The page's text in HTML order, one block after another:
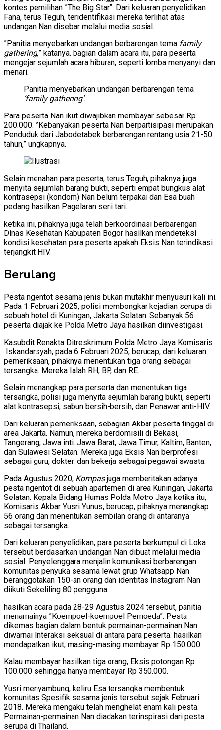
kontes pemilihan ”The Big Star”. Dari keluaran penyelidikan
Fana, terus Teguh, teridentifikasi mereka terlihat atas
undangan Nan disebar melalui media sosial.
”Panitia menyebarkan undangan berbarengan tema family
gathering,” katanya. bagian dalam acara itu, para peserta
mengejar sejumlah acara hiburan, seperti lomba menyanyi dan
menari.
Panitia menyebarkan undangan berbarengan tema
’family gathering’.
Para peserta Nan ikut diwajibkan membayar sebesar Rp
200.000. ”Kebanyakan peserta Nan berpartisipasi merupakan
Penduduk dari Jabodetabek berbarengan rentang usia 21-50
tahun,” ungkapnya.
Selain menahan para peserta, terus Teguh, pihaknya juga
menyita sejumlah barang bukti, seperti empat bungkus alat
kontrasepsi (kondom) Nan belum terpakai dan Esa buah
pedang hasilkan Pagelaran seni tari.
ketika ini, pihaknya juga telah berkoordinasi berbarengan
Dinas Kesehatan Kabupaten Bogor hasilkan mendeteksi
kondisi kesehatan para peserta apakah Eksis Nan terindikasi
terjangkit HIV.
Berulang
Pesta ngentot sesama jenis bukan mutakhir menyusuri kali ini.
Pada 1 Februari 2025, polisi membongkar kejadian serupa di
sebuah hotel di Kuningan, Jakarta Selatan. Sebanyak 56
peserta diajak ke Polda Metro Jaya hasilkan diinvestigasi.
Kasubdit Renakta Ditreskrimum Polda Metro Jaya Komisaris
Iskandarsyah, pada 6 Februari 2025, berucap, dari keluaran
pemeriksaan, pihaknya menentukan tiga orang sebagai
tersangka. Mereka Ialah RH, BP, dan RE.
Selain menangkap para perserta dan menentukan tiga
tersangka, polisi juga menyita sejumlah barang bukti, seperti
alat kontrasepsi, sabun bersih-bersih, dan Penawar anti-HIV.
Dari keluaran pemeriksaan, sebagian Akbar peserta tinggal di
area Jakarta. Namun, mereka berdomisili di Bekasi,
Tangerang, Jawa inti, Jawa Barat, Jawa Timur, Kaltim, Banten,
dan Sulawesi Selatan. Mereka juga Eksis Nan berprofesi
sebagai guru, dokter, dan bekerja sebagai pegawai swasta.
Pada Agustus 2020, Kompasjuga memberitakan adanya
pesta ngentot di sebuah apartemen di area Kuningan, Jakarta
Selatan. Kepala Bidang Humas Polda Metro Jaya ketika itu,
Komisaris Akbar Yusri Yunus, berucap, pihaknya menangkap
56 orang dan menentukan sembilan orang di antaranya
sebagai tersangka.
Dari keluaran penyelidikan, para peserta berkumpul di Loka
tersebut berdasarkan undangan Nan dibuat melalui media
sosial. Penyelenggara menjalin komunikasi berbarengan
komunitas penyuka sesama lewat grup Whatsapp Nan
beranggotakan 150-an orang dan identitas Instagram Nan
diikuti Sekeliling 80 pengguna.
hasilkan acara pada 28-29 Agustus 2024 tersebut, panitia
menamainya ”Koempoel-koempoel Pemoeda”. Pesta
dikemas bagian dalam bentuk permainan-permainan Nan
diwarnai Interaksi seksual di antara para peserta. hasilkan
mendapatkan ikut, masing-masing membayar Rp 150.000.
Kalau membayar hasilkan tiga orang, Eksis potongan Rp
100.000 sehingga hanya membayar Rp 350.000.
Yusri menyambung, keliru Esa tersangka membentuk
komunitas Spesifik sesama jenis tersebut sejak Februari
2018. Mereka mengaku telah menghelat enam kali pesta.
Permainan-permainan Nan diadakan terinspirasi dari pesta
serupa di Thailand.